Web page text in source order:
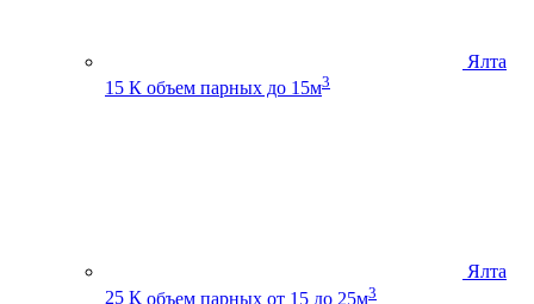
Ялта
15 К объем парных до 15м3
Ялта
25 К объем парных от 15 до 25м3